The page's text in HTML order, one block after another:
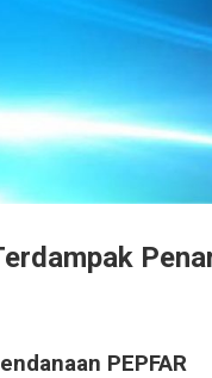
PEPFAR